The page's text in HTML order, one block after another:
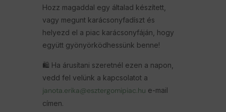
Hozz magaddal egy általad készített,
vagy megunt karácsonyfadíszt és
helyezd el a piac karácsonyfáján, hogy
együtt gyönyörködhessünk benne!
🛍 Ha árusítani szeretnél ezen a napon,
vedd fel velünk a kapcsolatot a
janota.erika@esztergomipiac.hu e-mail
címen.